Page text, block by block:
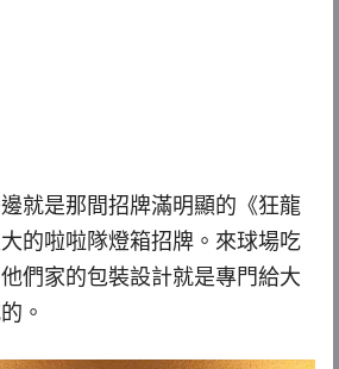
就是那間招牌滿明顯的《狂龍
的啦啦隊燈箱招牌。來球場吃
們家的包裝設計就是專門給大
。